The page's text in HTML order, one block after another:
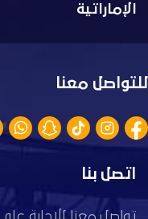
الإماراتية
للتواصل معنا
اتصل بنا